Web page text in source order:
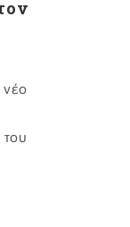
νέο
του